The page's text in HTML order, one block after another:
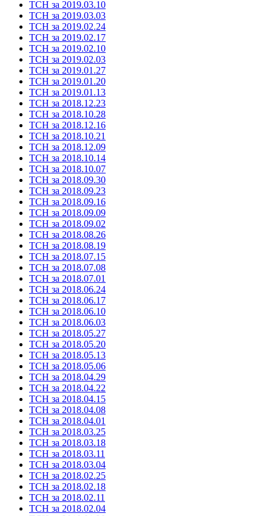
ТСН за 2019.03.10
ТСН за 2019.03.03
ТСН за 2019.02.24
ТСН за 2019.02.17
ТСН за 2019.02.10
ТСН за 2019.02.03
ТСН за 2019.01.27
ТСН за 2019.01.20
ТСН за 2019.01.13
ТСН за 2018.12.23
ТСН за 2018.10.28
ТСН за 2018.12.16
ТСН за 2018.10.21
ТСН за 2018.12.09
ТСН за 2018.10.14
ТСН за 2018.10.07
ТСН за 2018.09.30
ТСН за 2018.09.23
ТСН за 2018.09.16
ТСН за 2018.09.09
ТСН за 2018.09.02
ТСН за 2018.08.26
ТСН за 2018.08.19
ТСН за 2018.07.15
ТСН за 2018.07.08
ТСН за 2018.07.01
ТСН за 2018.06.24
ТСН за 2018.06.17
ТСН за 2018.06.10
ТСН за 2018.06.03
ТСН за 2018.05.27
ТСН за 2018.05.20
ТСН за 2018.05.13
ТСН за 2018.05.06
ТСН за 2018.04.29
ТСН за 2018.04.22
ТСН за 2018.04.15
ТСН за 2018.04.08
ТСН за 2018.04.01
ТСН за 2018.03.25
ТСН за 2018.03.18
ТСН за 2018.03.11
ТСН за 2018.03.04
ТСН за 2018.02.25
ТСН за 2018.02.18
ТСН за 2018.02.11
ТСН за 2018.02.04